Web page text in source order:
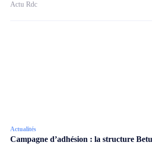
Actu Rdc
Actualités
Campagne d’adhésion : la structure